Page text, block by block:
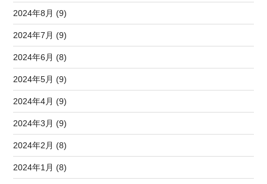
2024年8月 (9)
2024年7月 (9)
2024年6月 (8)
2024年5月 (9)
2024年4月 (9)
2024年3月 (9)
2024年2月 (8)
2024年1月 (8)